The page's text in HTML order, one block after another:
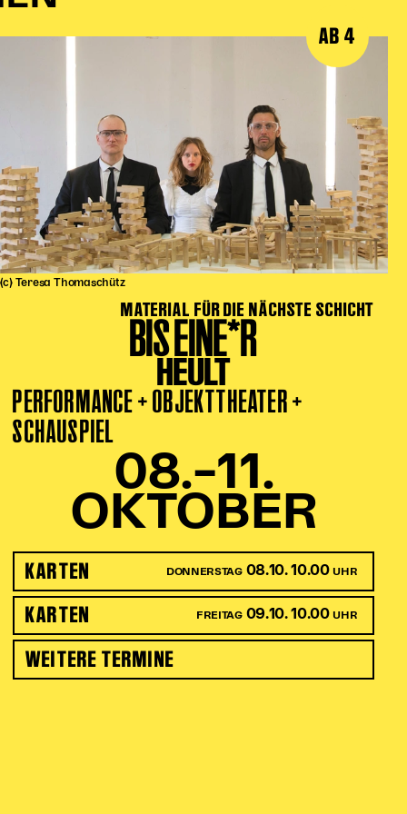
(c) Teresa Thomaschütz
AB 4
MATERIAL FÜR DIE NÄCHSTE SCHICHT
BIS EINE*R
HEULT
PERFORMANCE + OBJEKTTHEATER +
SCHAUSPIEL
08.–11.
OKTOBER
KARTEN DONNERSTAG08.10. 10.00UHR
KARTEN FREITAG09.10. 10.00UHR
WEITERE TERMINE